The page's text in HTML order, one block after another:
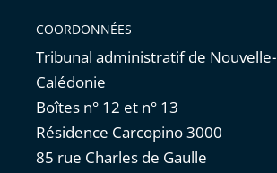
COORDONNÉES
Tribunal administratif de Nouvelle-
Calédonie
Boîtes n° 12 et n° 13
Résidence Carcopino 3000
85 rue Charles de Gaulle